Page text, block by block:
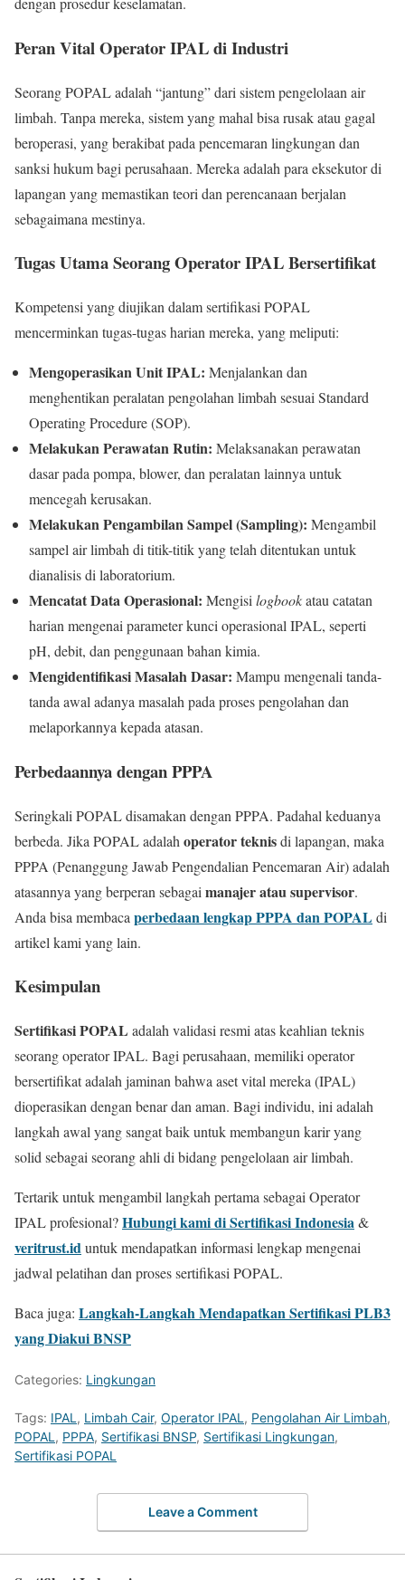
Peran Vital Operator IPAL di Industri
Seorang POPAL adalah “jantung” dari sistem pengelolaan air
limbah. Tanpa mereka, sistem yang mahal bisa rusak atau gagal
beroperasi, yang berakibat pada pencemaran lingkungan dan
sanksi hukum bagi perusahaan. Mereka adalah para eksekutor di
lapangan yang memastikan teori dan perencanaan berjalan
sebagaimana mestinya.
Tugas Utama Seorang Operator IPAL Bersertifikat
Kompetensi yang diujikan dalam sertifikasi POPAL
mencerminkan tugas-tugas harian mereka, yang meliputi:
Mengoperasikan Unit IPAL: Menjalankan dan
menghentikan peralatan pengolahan limbah sesuai Standard
Operating Procedure (SOP).
Melakukan Perawatan Rutin: Melaksanakan perawatan
dasar pada pompa, blower, dan peralatan lainnya untuk
mencegah kerusakan.
Melakukan Pengambilan Sampel (Sampling): Mengambil
sampel air limbah di titik-titik yang telah ditentukan untuk
dianalisis di laboratorium.
Mencatat Data Operasional: Mengisi logbookatau catatan
harian mengenai parameter kunci operasional IPAL, seperti
pH, debit, dan penggunaan bahan kimia.
Mengidentifikasi Masalah Dasar: Mampu mengenali tanda-
tanda awal adanya masalah pada proses pengolahan dan
melaporkannya kepada atasan.
Perbedaannya dengan PPPA
Seringkali POPAL disamakan dengan PPPA. Padahal keduanya
berbeda. Jika POPAL adalah operator teknisdi lapangan, maka
PPPA (Penanggung Jawab Pengendalian Pencemaran Air) adalah
atasannya yang berperan sebagai manajer atau supervisor.
Anda bisa membaca perbedaan lengkap PPPA dan POPALdi
artikel kami yang lain.
Kesimpulan
Sertifikasi POPAL adalah validasi resmi atas keahlian teknis
seorang operator IPAL. Bagi perusahaan, memiliki operator
bersertifikat adalah jaminan bahwa aset vital mereka (IPAL)
dioperasikan dengan benar dan aman. Bagi individu, ini adalah
langkah awal yang sangat baik untuk membangun karir yang
solid sebagai seorang ahli di bidang pengelolaan air limbah.
Tertarik untuk mengambil langkah pertama sebagai Operator
IPAL profesional?Hubungi kami di Sertifikasi Indonesia&
veritrust.iduntuk mendapatkan informasi lengkap mengenai
jadwal pelatihan dan proses sertifikasi POPAL.
Baca juga: Langkah-Langkah Mendapatkan Sertifikasi PLB3
yang Diakui BNSP
Categories: Lingkungan
Tags: IPAL , Limbah Cair, Operator IPAL , Pengolahan Air Limbah,
POPAL , PPPA, Sertifikasi BNSP, Sertifikasi Lingkungan,
Sertifikasi POPAL
Leave a Comment